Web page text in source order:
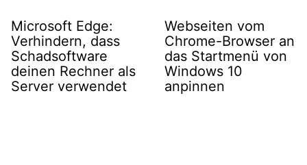
Microsoft Edge:
Verhindern, dass
Schadsoftware
deinen Rechner als
Server verwendet
Webseiten vom
Chrome-Browser an
das Startmenü von
Windows 10
anpinnen